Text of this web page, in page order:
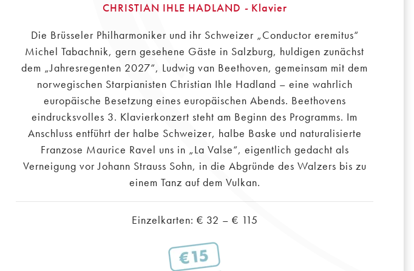
CHRISTIAN IHLE HADLAND - Klavier
Die Brüsseler Philharmoniker und ihr Schweizer „Conductor eremitus“
Michel Tabachnik, gern gesehene Gäste in Salzburg, huldigen zunächst
dem „Jahresregenten 2027“, Ludwig van Beethoven, gemeinsam mit dem
norwegischen Starpianisten Christian Ihle Hadland – eine wahrlich
europäische Besetzung eines europäischen Abends. Beethovens
eindrucksvolles 3. Klavierkonzert steht am Beginn des Programms. Im
Anschluss entführt der halbe Schweizer, halbe Baske und naturalisierte
Franzose Maurice Ravel uns in „La Valse“, eigentlich gedacht als
Verneigung vor Johann Strauss Sohn, in die Abgründe des Walzers bis zu
einem Tanz auf dem Vulkan.
Einzelkarten: € 32 – € 115